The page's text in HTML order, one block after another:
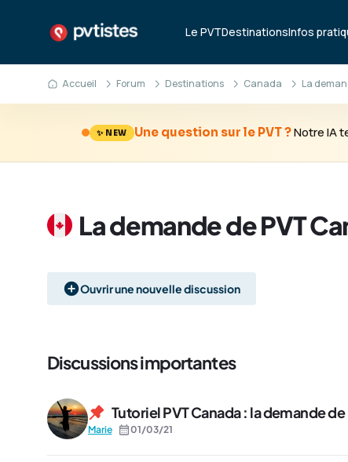
Le PVTDestinationsInfos
Accueil Forum Destinations Canada La
✨ NEW Une question sur le PVT ?Notre IA
La demande de PVT
Ouvrir une nouvelle discussion
Discussions importantes
Tutoriel PVT Canada : la demande
Marie 01/03/21